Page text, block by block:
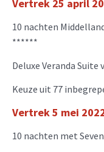
Vertrek 25 april
10 nachten
******
Deluxe Veranda Suite
Keuze uit 77
Vertrek5 mei
10 nachten met